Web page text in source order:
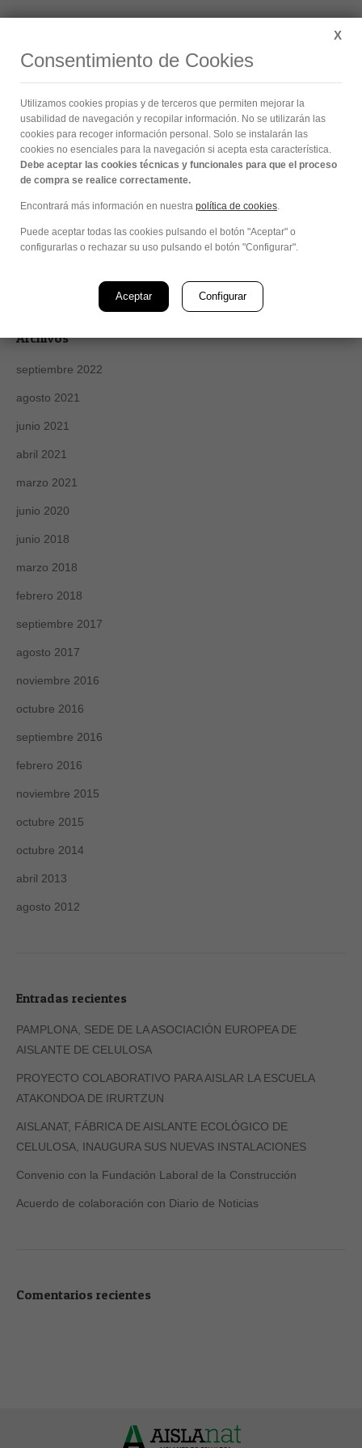
Buscar:
Authentic Collection
Estás aquí:
Buscar:
Archivos
septiembre 2022
agosto 2021
junio 2021
abril 2021
marzo 2021
junio 2020
junio 2018
marzo 2018
febrero 2018
septiembre 2017
agosto 2017
noviembre 2016
octubre 2016
septiembre 2016
febrero 2016
noviembre 2015
octubre 2015
octubre 2014
abril 2013
agosto 2012
Entradas recientes
PAMPLONA, SEDE DE LA ASOCIACIÓN EUROPEA DE
AISLANTE DE CELULOSA
PROYECTO COLABORATIVO PARA AISLAR LA ESCUELA
ATAKONDOA DE IRURTZUN
AISLANAT, FÁBRICA DE AISLANTE ECOLÓGICO DE
CELULOSA, INAUGURA SUS NUEVAS INSTALACIONES
Convenio con la Fundación Laboral de la Construcción
Acuerdo de colaboración con Diario de Noticias
Comentarios recientes
X
Consentimiento de Cookies
Utilizamos cookies propias y de terceros que permiten mejorar la
usabilidad de navegación y recopilar información. No se utilizarán las
cookies para recoger información personal. Solo se instalarán las
cookies no esenciales para la navegación si acepta esta característica.
Debe aceptar las cookies técnicas y funcionales para que el proceso
de compra se realice correctamente.
Encontrará más información en nuestra política de cookies.
Puede aceptar todas las cookies pulsando el botón "Aceptar" o
configurarlas o rechazar su uso pulsando el botón "Configurar".
Aceptar Configurar